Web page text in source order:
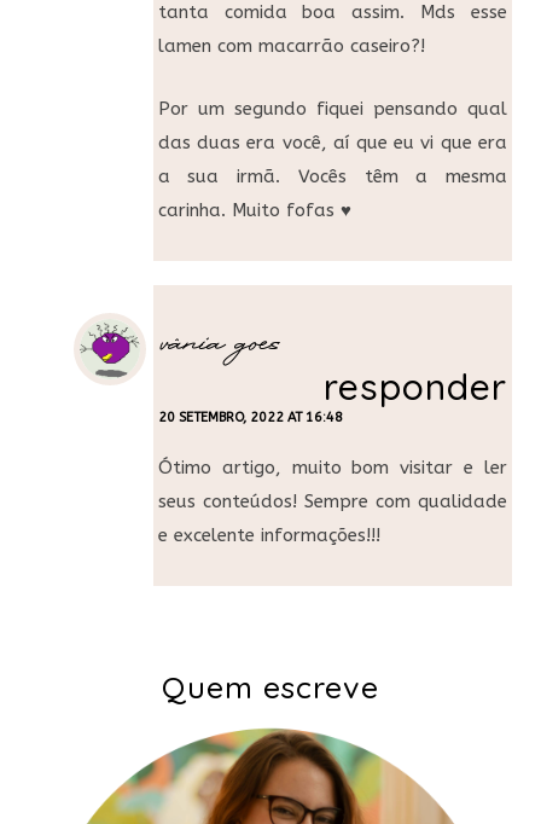
tanta comida boa assim. Mds esse
lamen com macarrão caseiro?!
Por um segundo fiquei pensando qual
das duas era você, aí que eu vi que era
a sua irmã. Vocês têm a mesma
carinha. Muito fofas ♥
vânia goes
20 SETEMBRO, 2022 AT 16:48
responder
Ótimo artigo, muito bom visitar e ler
seus conteúdos! Sempre com qualidade
e excelente informações!!!
Quem escreve